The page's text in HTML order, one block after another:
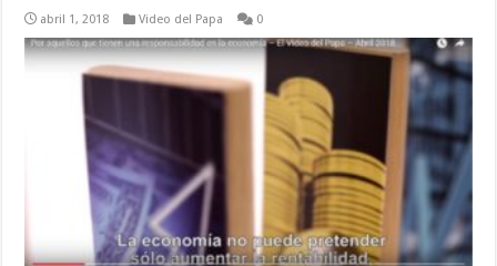
abril 1, 2018 Video del Papa 0